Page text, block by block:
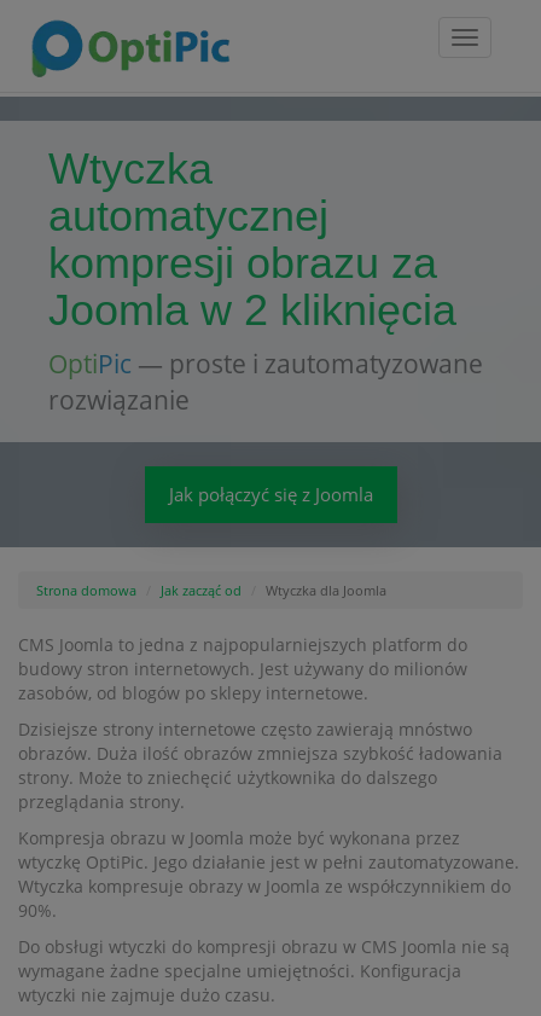
Toggle
Wtyczka
automatycznej
kompresji obrazu za
Joomla w 2 kliknięcia
OptiPic — proste i zautomatyzowane
rozwiązanie
Jak połączyć się z Joomla
Strona domowa Jak zacząć od Wtyczka dla Joomla
CMS Joomla to jedna z najpopularniejszych platform do
budowy stron internetowych. Jest używany do milionów
zasobów, od blogów po sklepy internetowe.
Dzisiejsze strony internetowe często zawierają mnóstwo
obrazów. Duża ilość obrazów zmniejsza szybkość ładowania
strony. Może to zniechęcić użytkownika do dalszego
przeglądania strony.
Kompresja obrazu w Joomla może być wykonana przez
wtyczkę OptiPic. Jego działanie jest w pełni zautomatyzowane.
Wtyczka kompresuje obrazy w Joomla ze współczynnikiem do
90%.
Do obsługi wtyczki do kompresji obrazu w CMS Joomla nie są
wymagane żadne specjalne umiejętności. Konfiguracja
wtyczki nie zajmuje dużo czasu.